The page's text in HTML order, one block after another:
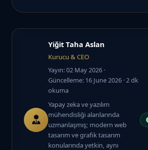
Yiğit Taha Aslan
Kurucu & CEO
Yayın: 02 May 2026 ·
Güncelleme: 16 June 2026 · 2 dk
okuma
Yapay zeka ve yazılım
mühendisliği alanlarında
uzmanlaşmış; modern web
tasarım ve grafik tasarım
konularında yetkin, aynı